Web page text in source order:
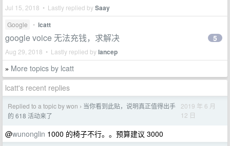
Jul 15, 2018 • Lastly replied bySaay
Google • lcatt
google voice 无法充钱，求解决
Aug 29, 2018 • Lastly replied bylancep
5
» More topics by lcatt
lcatt's recent replies
Replied to a topic by won › 当你看到此贴，说明真正值得出手
的 618 活动来了
2019 年 6 月
12 日
@wunonglin 1000 的椅子不行。。预算建议 3000